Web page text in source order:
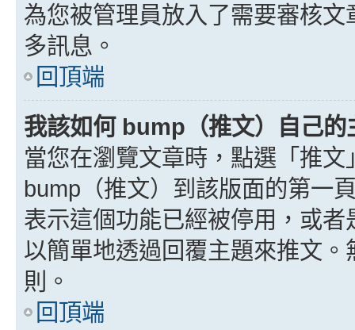
為您被管理員放入了需要審核
多訊息。
回頂端
我該如何 bump（推文）自己的
當您在瀏覽文章時，點選「推
bump（推文）到該版面的第一
表示這個功能已經被停用，或
以簡單地透過回覆主題來推文
則。
回頂端